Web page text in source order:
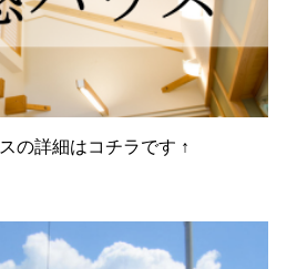
の詳細はコチラです ↑